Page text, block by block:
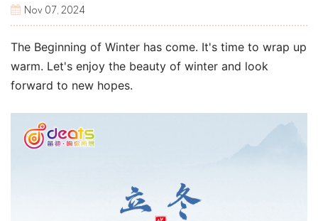
Nov 07, 2024
The Beginning of Winter has come. It's time to wrap up
warm. Let's enjoy the beauty of winter and look
forward to new hopes.